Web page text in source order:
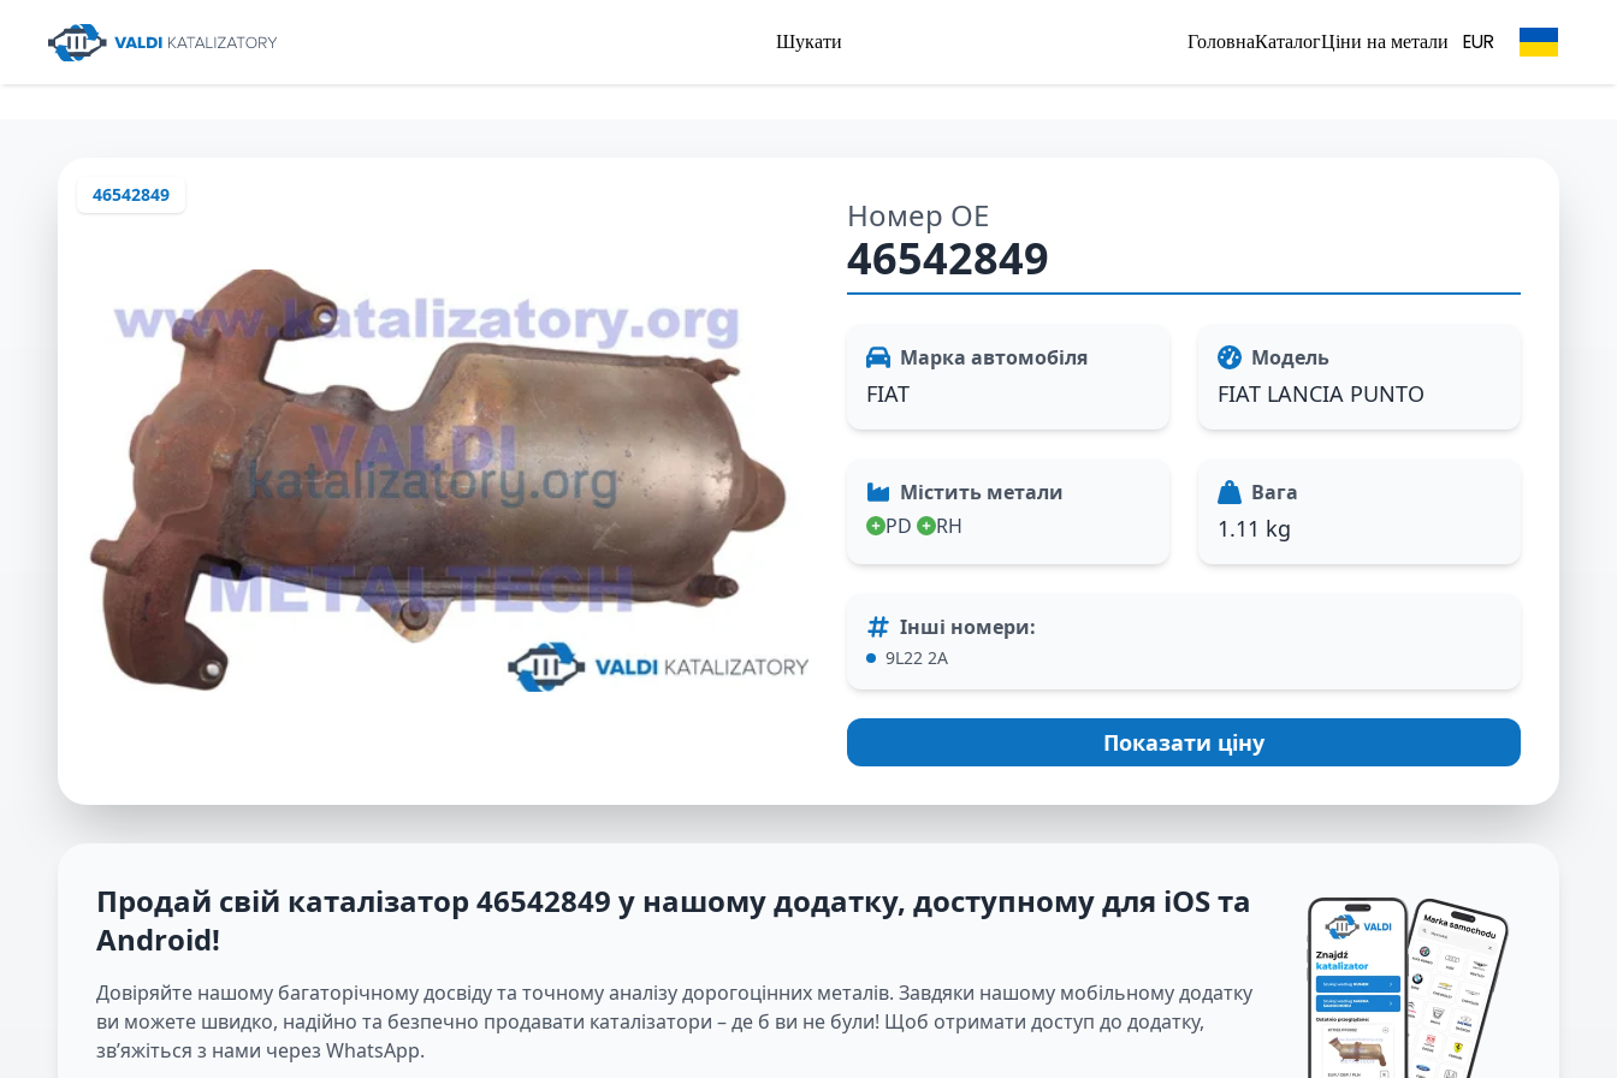
Шукати ГоловнаКаталогЦіни на метали EUR
46542849
Номер OE
46542849
Марка автомобіля
FIAT
Модель
FIAT LANCIA PUNTO
Містить метали
PD
RH
Вага
1.11 kg
Інші номери:
9L22 2A
Показати ціну
Продай свій каталізатор 46542849 у нашому додатку, доступному для iOS та
Android!
Довіряйте нашому багаторічному досвіду та точному аналізу дорогоцінних металів. Завдяки нашому мобільному додатку
ви можете швидко, надійно та безпечно продавати каталізатори – де б ви не були! Щоб отримати доступ до додатку,
зв’яжіться з нами через WhatsApp.